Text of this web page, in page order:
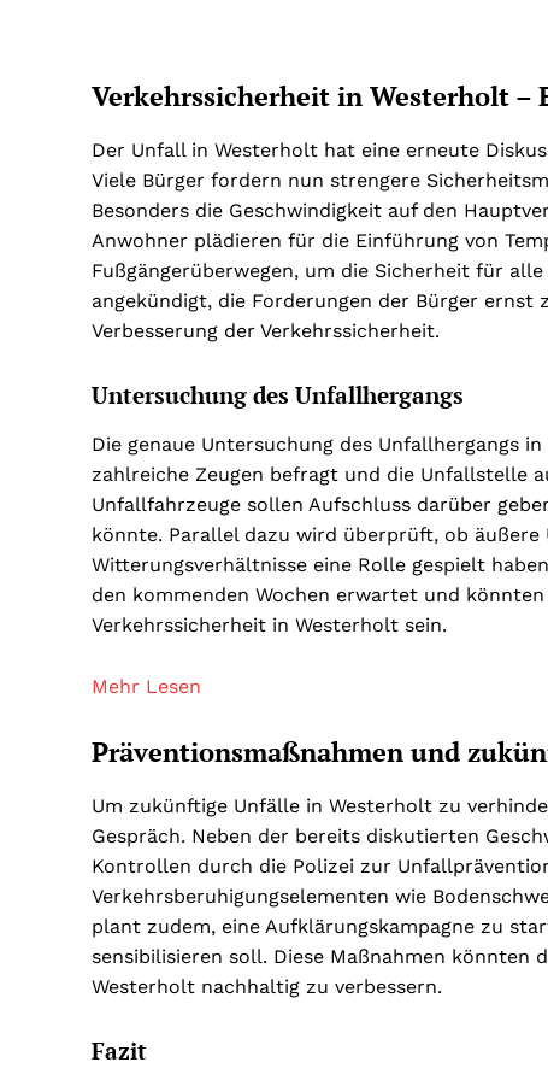
Verkehrssicherheit in Westerholt –
Der Unfall in Westerholt hat eine erneute
Viele Bürger fordern nun strengere
Besonders die Geschwindigkeit auf den
Anwohner plädieren für die Einführung von
Fußgängerüberwegen, um die Sicherheit für
angekündigt, die Forderungen der Bürger
Verbesserung der Verkehrssicherheit.
Untersuchung des Unfallhergangs
Die genaue Untersuchung des Unfallhergangs
zahlreiche Zeugen befragt und die Unfallstelle
Unfallfahrzeuge sollen Aufschluss darüber
könnte. Parallel dazu wird überprüft, ob
Witterungsverhältnisse eine Rolle gespielt
den kommenden Wochen erwartet und
Verkehrssicherheit in Westerholt sein.
Mehr Lesen
Präventionsmaßnahmen und
Um zukünftige Unfälle in Westerholt zu
Gespräch. Neben der bereits diskutierten
Kontrollen durch die Polizei zur
Verkehrsberuhigungselementen wie
plant zudem, eine Aufklärungskampagne zu
sensibilisieren soll. Diese Maßnahmen könnten
Westerholt nachhaltig zu verbessern.
Fazit